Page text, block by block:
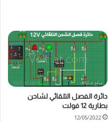
دائرة الفصل التلقائي لشاحن
بطارية 12 فولت
12/05/2022